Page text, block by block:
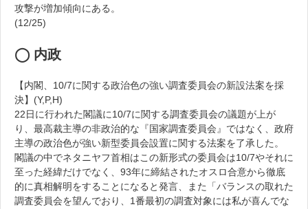
攻撃が増加傾向にある。
(12/25)
◯ 内政
【内閣、10/7に関する政治色の強い調査委員会の新設法案を採
決】(Y,P,H)
22日に行われた閣議に10/7に関する調査委員会の議題が上が
り、最高裁主導の非政治的な『国家調査委員会』ではなく、政府
主導の政治色が強い新型委員会設置に関する法案を了承した。
閣議の中でネタニヤフ首相はこの新形式の委員会は10/7やそれに
至った経緯だけでなく、93年に締結されたオスロ合意から徹底
的に真相解明をすることになると発言、また「バランスの取れた
調査委員会を望んでおり、1番最初の調査対象には私が喜んでな